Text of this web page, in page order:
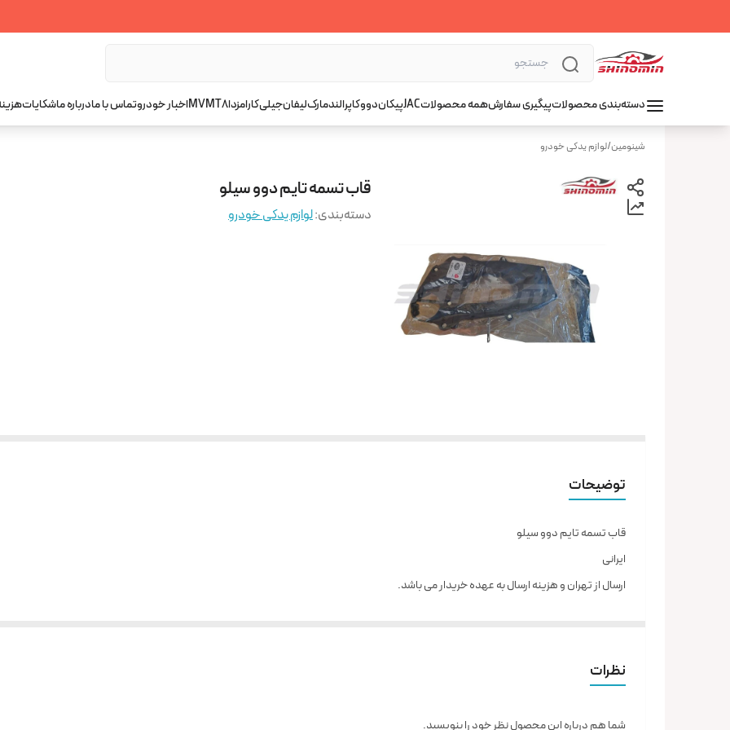
دسته‌بندی محصولاتپیگیری سفارشهمه محصولاتJACپیکاندووکاپرالندمارکلیفانجیلیکارامزداT8
MVMاخبار خودروتماس با مادرباره ماشکایات
شینومین/لوازم یدکی خودرو
قاب تسمه تایم دوو سیلو
دسته‌بندی:لوازم یدکی خودرو
توضیحات
قاب تسمه تایم دوو سیلو
ایرانی
ارسال از تهران و هزینه ارسال به عهده خریدار می باشد.
نظرات
شما هم درباره این محصول نظر خود را بنویسید.